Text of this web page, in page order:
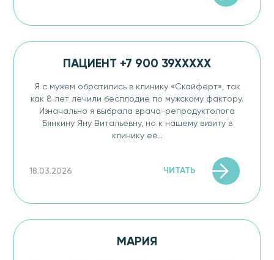
ПАЦИЕНТ +7 900 39XXXXX
Я с мужем обратились в клинику «Скайферт», так
как 8 лет лечили бесплодие​ по мужскому фактору.
Изначально я выбрала врача-репродуктолога
Бянкину Яну Витальевну, но к нашему визиту в
клинику её...
18.03.2026 ЧИТАТЬ
МАРИЯ